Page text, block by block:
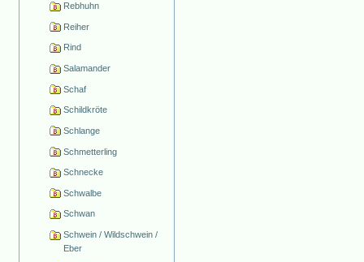
Rebhuhn
Reiher
Rind
Salamander
Schaf
Schildkröte
Schlange
Schmetterling
Schnecke
Schwalbe
Schwan
Schwein / Wildschwein /
Eber